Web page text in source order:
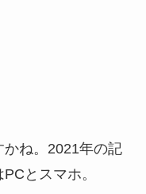
ね。2021年の記
とスマホ。